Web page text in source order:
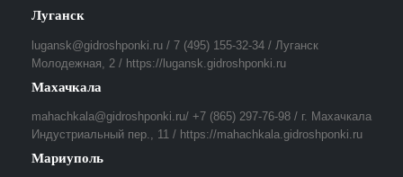
Луганск
lugansk@gidroshponki.ru / 7 (495) 155-32-34 / Луганск
Молодежная, 2 / https://lugansk.gidroshponki.ru
Махачкала
mahachkala@gidroshponki.ru/ +7 (865) 297-76-98 / г. Махачкала
Индустриальный пер., 11 / https://mahachkala.gidroshponki.ru
Мариуполь